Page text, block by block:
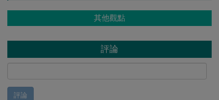
其他觀點
評論
評論